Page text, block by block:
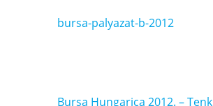
bursa-palyazat-b-2012
Bursa Hungarica 2012. – Tenk